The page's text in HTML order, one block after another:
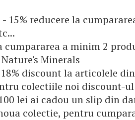
- 15% reducere la
cumpararea a minim 2
Minerals
18% discount la articolele
colectiile noi discount-
lei ai cadou un slip din
colectie, pentru